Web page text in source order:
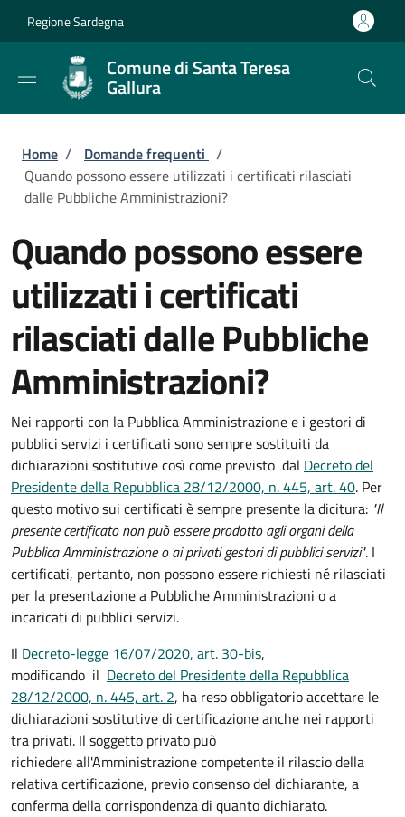
Regione Sardegna
Comune di Santa Teresa
Gallura
Briciole di pane
Home / Domande frequenti /
Quando possono essere utilizzati i certificati rilasciati
dalle Pubbliche Amministrazioni?
Quando possono essere
utilizzati i certificati
rilasciati dalle Pubbliche
Amministrazioni?
Nei rapporti con la Pubblica Amministrazione e i gestori di
pubblici servizi i certificati sono sempre sostituiti da
dichiarazioni sostitutive così come previsto dal Decreto del
Presidente della Repubblica 28/12/2000, n. 445, art. 40. Per
questo motivo sui certificati è sempre presente la dicitura: "Il
presente certificato non può essere prodotto agli organi della
Pubblica Amministrazione o ai privati gestori di pubblici servizi". I
certificati, pertanto, non possono essere richiesti né rilasciati
per la presentazione a Pubbliche Amministrazioni o a
incaricati di pubblici servizi.
Il Decreto-legge 16/07/2020, art. 30-bis,
modificando il Decreto del Presidente della Repubblica
28/12/2000, n. 445, art. 2, ha reso obbligatorio accettare le
dichiarazioni sostitutive di certificazione anche nei rapporti
tra privati. Il soggetto privato può
richiedere all'Amministrazione competente il rilascio della
relativa certificazione, previo consenso del dichiarante, a
conferma della corrispondenza di quanto dichiarato.